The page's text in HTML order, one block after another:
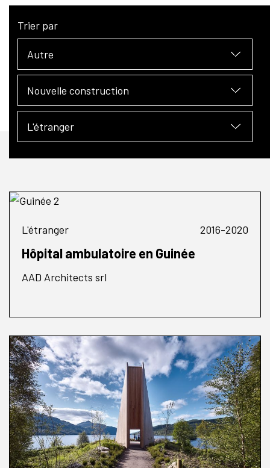
Trier par
Autre
Nouvelle construction
L'étranger
L'étranger 2016-2020
Hôpital ambulatoire en Guinée
AAD Architects srl